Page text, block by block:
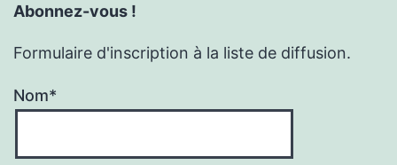
Abonnez-vous !
Formulaire d'inscription à la liste de diffusion.
Nom*